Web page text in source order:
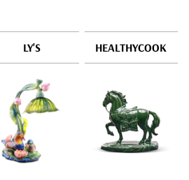
LY'S HEALTHYCOOK